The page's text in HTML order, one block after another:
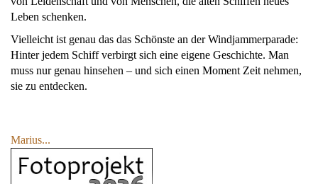
Leben schenken.
Vielleicht ist genau das das Schönste an der Windjammerparade:
Hinter jedem Schiff verbirgt sich eine eigene Geschichte. Man
muss nur genau hinsehen – und sich einen Moment Zeit nehmen,
sie zu entdecken.
Marius...